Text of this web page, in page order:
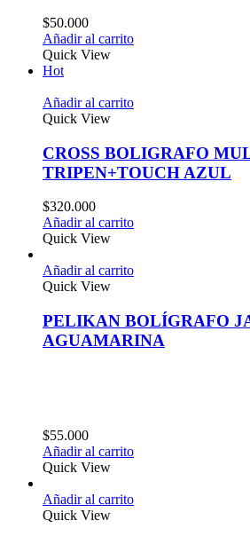
$50.000
Añadir al carrito
Quick View
Hot
Añadir al carrito
Quick View
CROSS BOLIGRAFO
TRIPEN+TOUCH AZUL
$320.000
Añadir al carrito
Quick View
Añadir al carrito
Quick View
PELIKAN BOLÍGRAFO
AGUAMARINA
$55.000
Añadir al carrito
Quick View
Añadir al carrito
Quick View